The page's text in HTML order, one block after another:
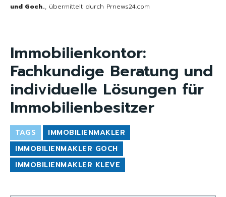
und Goch„, übermittelt durch Prnews24.com
Immobilienkontor:
Fachkundige Beratung und
individuelle Lösungen für
Immobilienbesitzer
TAGS
IMMOBILIENMAKLER
IMMOBILIENMAKLER GOCH
IMMOBILIENMAKLER KLEVE